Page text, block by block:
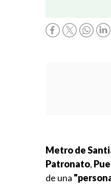
Metro de
Patronato,
de una